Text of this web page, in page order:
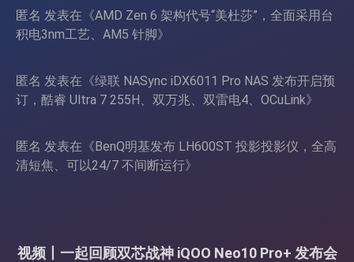
匿名 发表在《AMD Zen 6 架构代号“美杜莎”，全面采用台
积电3nm工艺、AM5 针脚》
匿名 发表在《绿联 NASync iDX6011 Pro NAS 发布开启预
订，酷睿 Ultra 7 255H、双万兆、双雷电4、OCuLink》
匿名 发表在《BenQ明基发布 LH600ST 投影投影仪，全高
清短焦、可以24/7 不间断运行》
视频丨一起回顾双芯战神 iQOO Neo10 Pro+ 发布会